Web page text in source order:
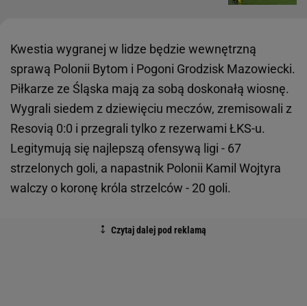
Kwestia wygranej w lidze będzie wewnętrzną
sprawą Polonii Bytom i Pogoni Grodzisk Mazowiecki.
Piłkarze ze Śląska mają za sobą doskonałą wiosnę.
Wygrali siedem z dziewięciu meczów, zremisowali z
Resovią 0:0 i przegrali tylko z rezerwami ŁKS-u.
Legitymują się najlepszą ofensywą ligi - 67
strzelonych goli, a napastnik Polonii Kamil Wojtyra
walczy o koronę króla strzelców - 20 goli.